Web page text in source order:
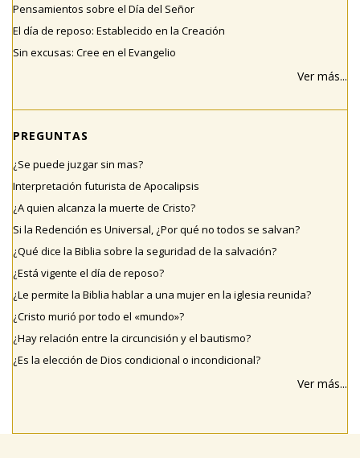
Pensamientos sobre el Día del Señor
El día de reposo: Establecido en la Creación
Sin excusas: Cree en el Evangelio
Ver más...
PREGUNTAS
¿Se puede juzgar sin mas?
Interpretación futurista de Apocalipsis
¿A quien alcanza la muerte de Cristo?
Si la Redención es Universal, ¿Por qué no todos se salvan?
¿Qué dice la Biblia sobre la seguridad de la salvación?
¿Está vigente el día de reposo?
¿Le permite la Biblia hablar a una mujer en la iglesia reunida?
¿Cristo murió por todo el «mundo»?
¿Hay relación entre la circuncisión y el bautismo?
¿Es la elección de Dios condicional o incondicional?
Ver más...